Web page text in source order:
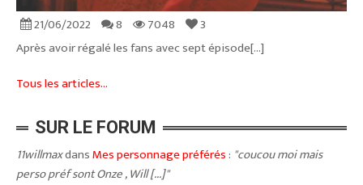
21/06/2022 8 7048
3
Après avoir régalé les fans avec sept épisode[...]
Tous les articles...
SUR LE FORUM
11willmaxdansMes personnage préférés : "coucou moi mais
perso préf sont Onze , Will [...]"